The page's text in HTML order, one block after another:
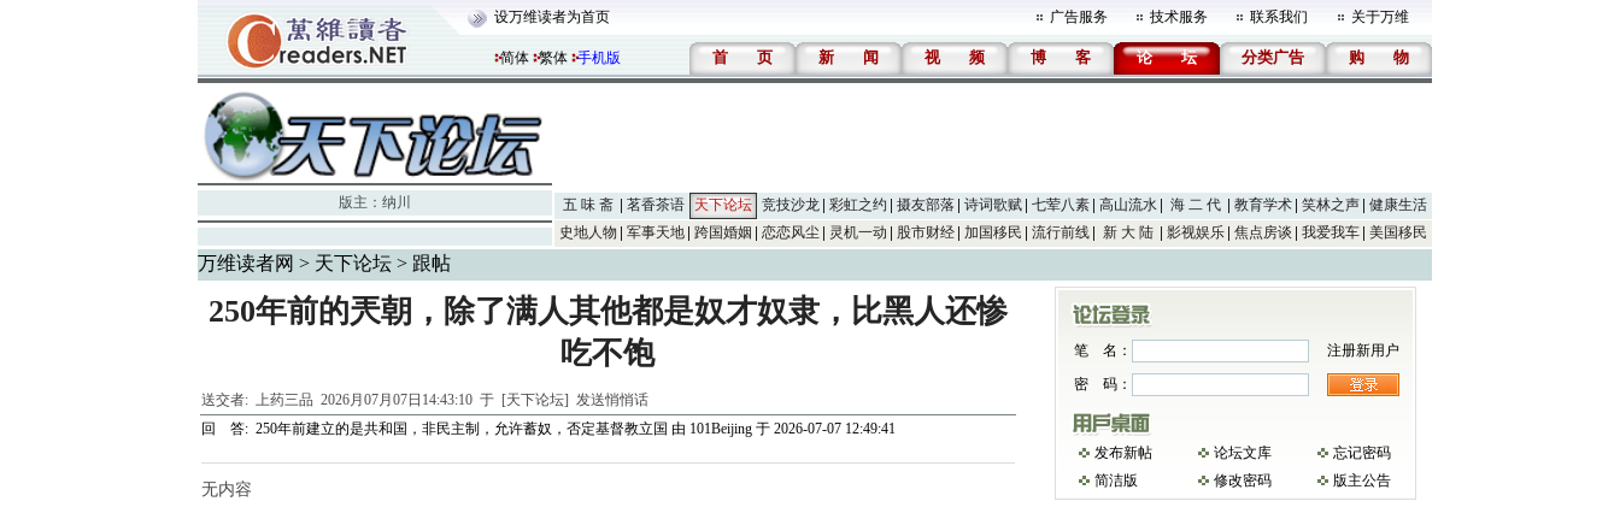
设万维读者为首页 广告服务 技术服务 联系我们 关于万维
简体 繁体 手机版 首 页 新 闻 视 频 博 客 论 坛 分类广告 购 物
版主： 纳川 五 味 斋 茗香茶语 天下论坛 竞技沙龙 彩虹之约 摄友部落 诗词歌赋 七荤八素 高山流水 海 二 代 教育学术 笑林之声
健康生活
史地人物
军事天地 跨国婚姻 恋恋风尘 灵机一动 股市财经 加国移民 流行前线 新 大 陆 影视娱乐 焦点房谈 我爱我车 美国移民
万维读者网 > 天下论坛> 跟帖
250年前的兲朝，除了满人其他都是奴才奴隶，比黑人还惨
吃不饱
送交者: 上药三品 2026月07月07日14:43:10 于 [天下论坛] 发送悄悄话
回 答: 250年前建立的是共和国，非民主制，允许蓄奴，否定基督教立国 由 101Beijing于 2026-07-07 12:49:41
无内容
笔 名：
注册新用户
密 码：
发布新帖 论坛文库
忘记密码
简洁版
修改密码 版主公告